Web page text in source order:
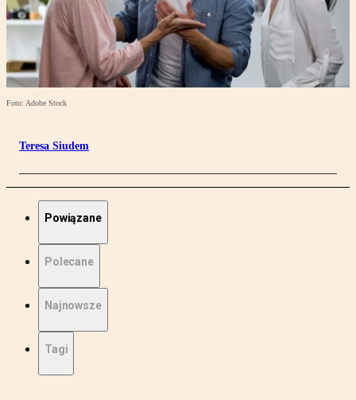
Foto: Adobe Stock
Teresa Siudem
Powiązane
Polecane
Najnowsze
Tagi